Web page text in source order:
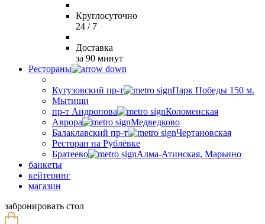
Круглосуточно
24 / 7
Доставка
за 90 минут
Рестораны
Кутузовский пр-т
Парк Победы 150 м.
Мытищи
пр-т Андропова
Коломенская
Аврора
Медведково
Балаклавский пр-т
Чертановская
Ресторан на Рублёвке
Братеево
Алма-Атинская, Марьино
банкеты
кейтеринг
магазин
забронировать стол